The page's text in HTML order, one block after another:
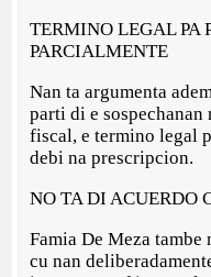
TERMINO LEGAL PA
PARCIALMENTE
Nan ta argumenta
parti di e
fiscal, e termino legal
debi na prescripcion.
NO TA DI ACUERDO
Famia De Meza tambe
cu nan